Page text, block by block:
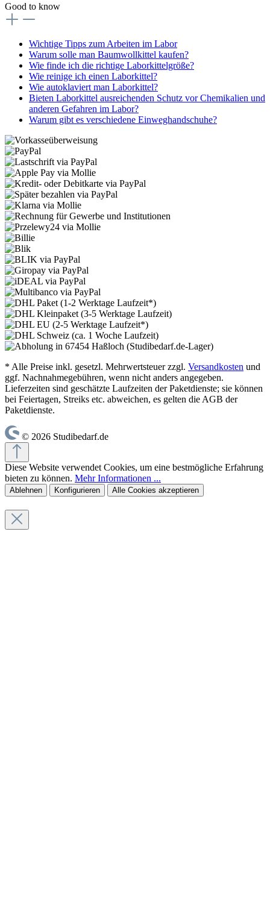
Good to know
Wichtige Tipps zum Arbeiten im Labor
Warum solle man Baumwollkittel kaufen?
Wie finde ich die richtige Laborkittelgröße?
Wie reinige ich einen Laborkittel?
Wie autoklaviert man Laborkittel?
Bieten Laborkittel ausreichenden Schutz vor Chemikalien und
anderen Gefahren im Labor?
Warum gibt es verschiedene Einweghandschuhe?
* Alle Preise inkl. gesetzl. Mehrwertsteuer zzgl. Versandkosten und
ggf. Nachnahmegebühren, wenn nicht anders angegeben.
Lieferzeiten sind geschätzte Laufzeiten der Paketdienste; sie können
bei Feiertagen, Streiks etc. abweichen, es gelten die AGB der
Paketdienste.
© 2026 Studibedarf.de
Diese Website verwendet Cookies, um eine bestmögliche Erfahrung
bieten zu können. Mehr Informationen ...
Ablehnen Konfigurieren Alle Cookies akzeptieren